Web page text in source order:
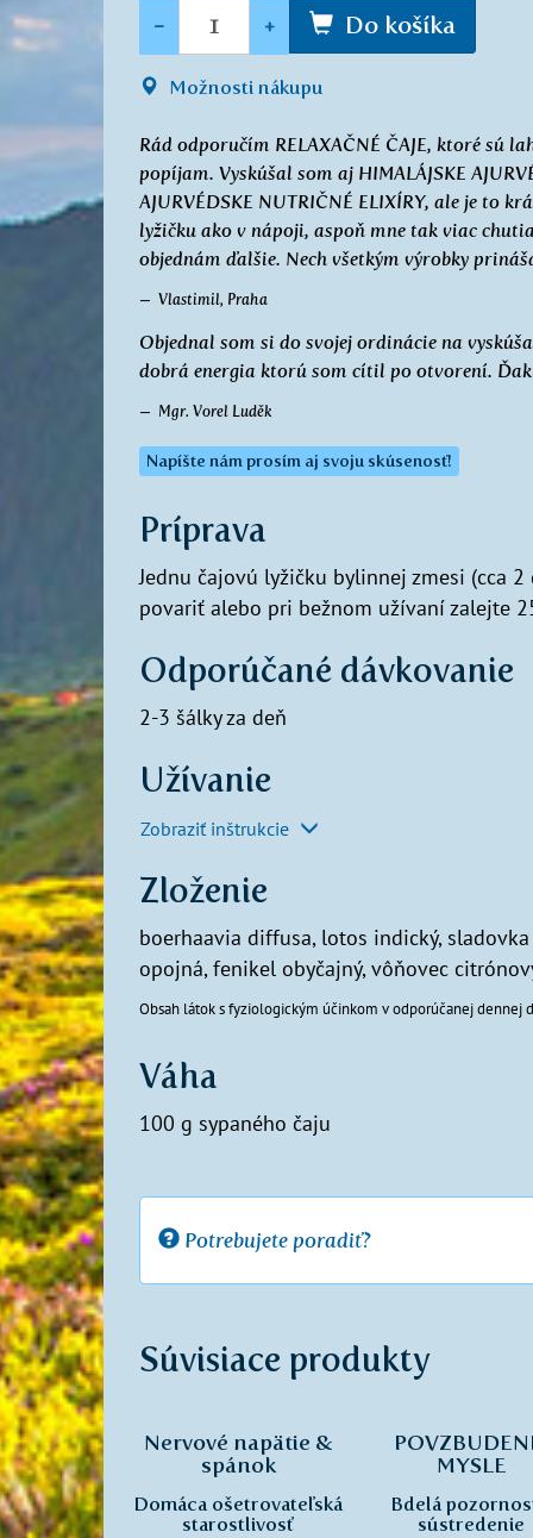
- + Do košíka
Možnosti nákupu
Rád odporučím RELAXAČNÉ ČAJE, ktoré sú
popíjam. Vyskúšal som aj HIMALÁJSKE
AJURVÉDSKE NUTRIČNÉ ELIXÍRY, ale je to
lyžičku ako v nápoji, aspoň mne tak viac
objednám ďalšie. Nech všetkým výrobky
Vlastimil, Praha
Objednal som si do svojej ordinácie na
dobrá energia ktorú som cítil po otvorení.
Mgr. Vorel Luděk
Napíšte nám prosím aj svoju skúsenosť!
Príprava
Jednu čajovú lyžičku bylinnej zmesi (cca
povariť alebo pri bežnom užívaní zalejte
Odporúčané dávkovanie
2-3 šálky za deň
Užívanie
Zobraziť inštrukcie
Zloženie
boerhaavia diffusa, lotos indický,
opojná, fenikel obyčajný, vôňovec
Obsah látok s fyziologickým účinkom v odporúčanej dennej
Váha
100 g sypaného čaju
Potrebujete poradiť?
Súvisiace produkty
Nervové napätie &
spánok
Domáca ošetrovateľská
starostlivosť
MYSLE
Bdelá
sústredenie